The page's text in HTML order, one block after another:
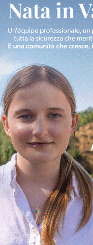
Un anno fa la
Gianni, Giulia e
processo, lo stop
Cronaca 3 Agosto 2026
Scomparso da
Fiorentino l’uomo
Levane nel 2020
Articolo precedente
Bando efficientamento
finanziamenti anche al comune
cavrigliese
Ultime Notizie